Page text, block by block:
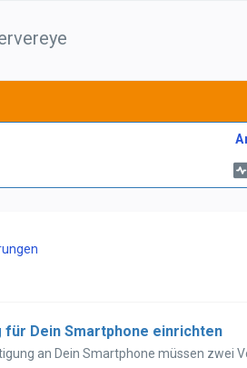
Dein Smartphone einrichten
an Dein Smartphone müssen zwei